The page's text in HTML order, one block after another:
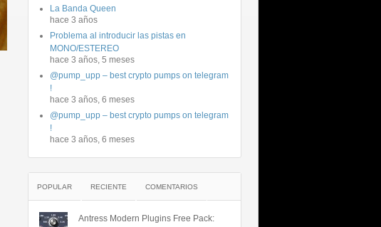
La Banda Queen
hace 3 años
Problema al introducir las pistas en
MONO/ESTEREO
hace 3 años, 5 meses
@pump_upp – best crypto pumps on telegram
!
hace 3 años, 6 meses
@pump_upp – best crypto pumps on telegram
!
hace 3 años, 6 meses
POPULAR RECIENTE COMENTARIOS
Antress Modern Plugins Free Pack: